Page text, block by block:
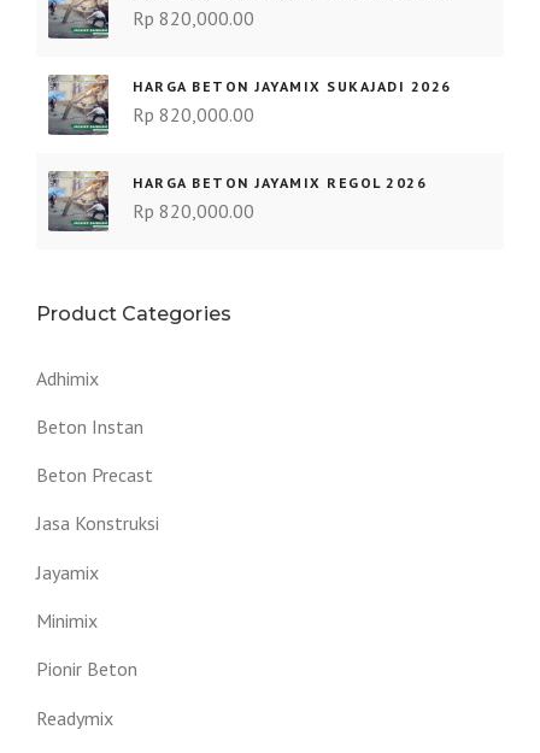
Rp 820,000.00
HARGA BETON JAYAMIX SUKAJADI 2026
Rp 820,000.00
HARGA BETON JAYAMIX REGOL 2026
Rp 820,000.00
Product Categories
Adhimix
Beton Instan
Beton Precast
Jasa Konstruksi
Jayamix
Minimix
Pionir Beton
Readymix